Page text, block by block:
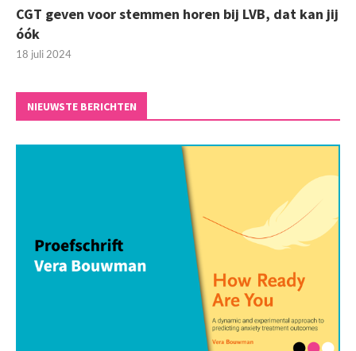
CGT geven voor stemmen horen bij LVB, dat kan jij
óók
18 juli 2024
NIEUWSTE BERICHTEN